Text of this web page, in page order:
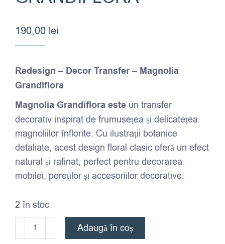
190,00 lei
Redesign – Decor Transfer – Magnolia
Grandiflora
Magnolia Grandiflora este un transfer
decorativ inspirat de frumusețea și delicatețea
magnoliilor înflorite. Cu ilustrații botanice
detaliate, acest design floral clasic oferă un efect
natural și rafinat, perfect pentru decorarea
mobilei, pereților și accesoriilor decorative.
2 în stoc
Cantitate
Redesign
Adaugă în coș